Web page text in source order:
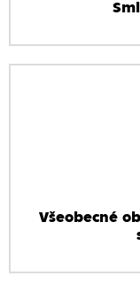
Všeobecné